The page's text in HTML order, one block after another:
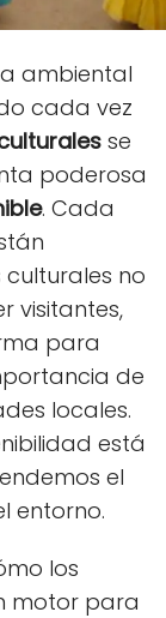
ambiental
cada vez
se
poderosa
. Cada
no
visitantes,
para
de
locales.
está
el
entorno.
los
motor para